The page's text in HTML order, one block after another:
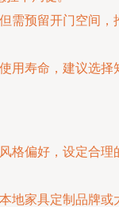
需预留开门空间，
用寿命，建议选择
格偏好，设定合理
地家具定制品牌或